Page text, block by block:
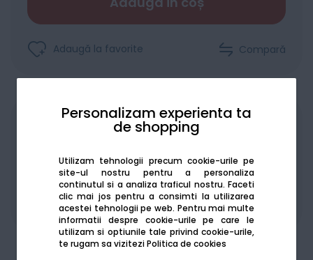
Personalizam experienta ta
de shopping
Utilizam tehnologii precum cookie-urile pe
site-ul nostru pentru a personaliza
continutul si a analiza traficul nostru. Faceti
clic mai jos pentru a consimti la utilizarea
acestei tehnologii pe web. Pentru mai multe
informatii despre cookie-urile pe care le
utilizam si optiunile tale privind cookie-urile,
te rugam sa viziteziPolitica de cookies
Adaugă la favorite Compară
Achiziționat în rate
De la: 127.52Lei / lună Vezi detalii